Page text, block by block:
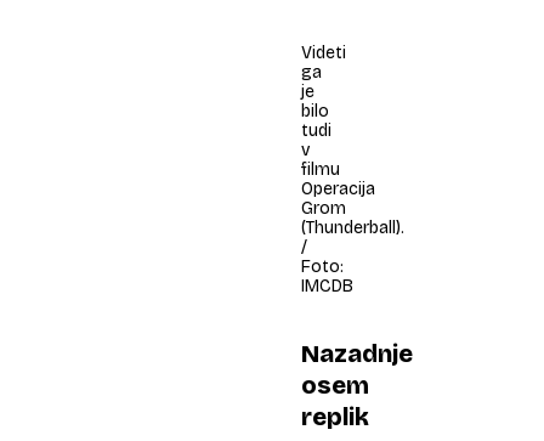
Videti
ga
je
bilo
tudi
v
filmu
Operacija
Grom
(Thunderball).
/
Foto:
IMCDB
Nazadnje
osem
replik